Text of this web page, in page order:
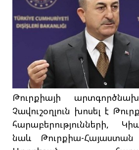
Թուրքիայի
Չավուշօղլուն խոսել է
հարաբերությունների,
նաև Թուրքիա-